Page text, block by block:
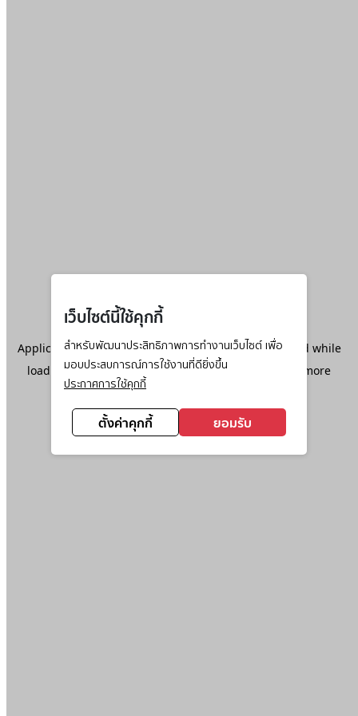
เว็บไซต์นี้ใช้คุกกี้
สำหรับพัฒนาประสิทธิภาพการทำงานเว็บไซต์ เพื่อ
มอบประสบการณ์การใช้งานที่ดียิ่งขึ้น
ประกาศการใช้คุกกี้
ตั้งค่าคุกกี้ ยอมรับ
Application error: aclient-side exception has occurred while
loadingwww.ktc.co.th(see the browser console
for more
information).